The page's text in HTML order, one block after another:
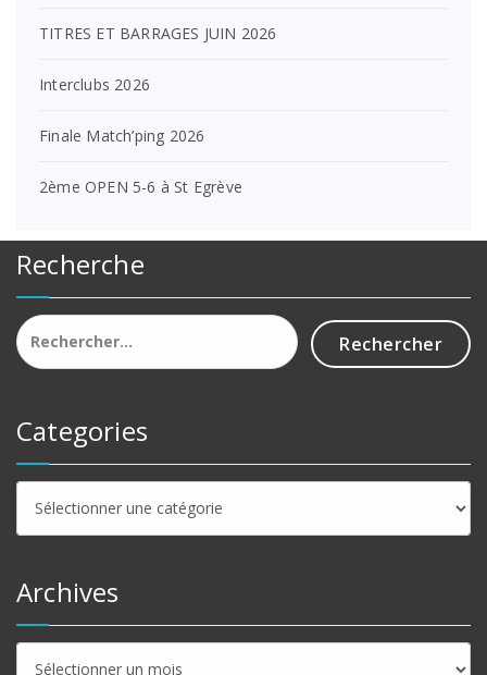
TITRES ET BARRAGES JUIN 2026
Interclubs 2026
Finale Match’ping 2026
2ème OPEN 5-6 à St Egrève
Recherche
Rechercher :
Categories
Categories
Archives
Archives